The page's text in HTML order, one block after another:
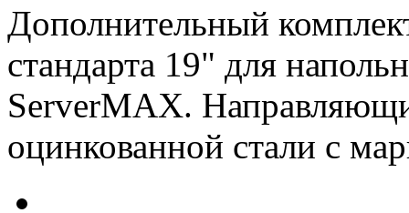
Дополнительный
стандарта 19" для
ServerMAX.
оцинкованной стали с